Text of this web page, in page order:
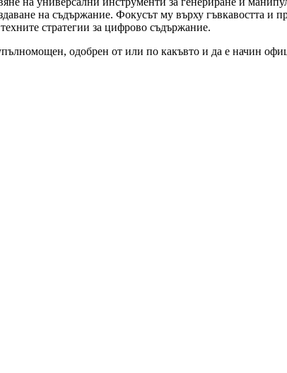
на съдържание. Фокусът му върху гъвкавостта и
стратегии за цифрово съдържание.
одобрен от или по какъвто и да е начин